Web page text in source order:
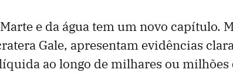
e da água tem um novo capítulo.
Gale, apresentam evidências
ao longo de milhares ou milhões